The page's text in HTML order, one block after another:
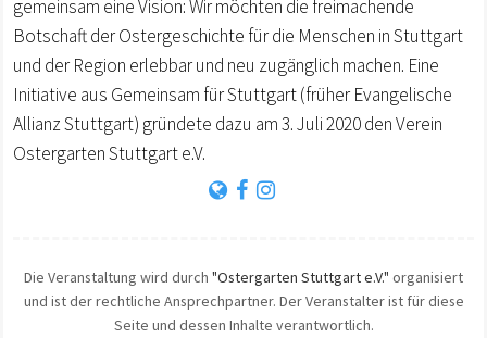
gemeinsam eine Vision: Wir möchten die freimachende
Botschaft der Ostergeschichte für die Menschen in Stuttgart
und der Region erlebbar und neu zugänglich machen. Eine
Initiative aus Gemeinsam für Stuttgart (früher Evangelische
Allianz Stuttgart) gründete dazu am 3. Juli 2020 den Verein
Ostergarten Stuttgart e.V.
Die Veranstaltung wird durch "Ostergarten Stuttgart e.V." organisiert
und ist der rechtliche Ansprechpartner. Der Veranstalter ist für diese
Seite und dessen Inhalte verantwortlich.